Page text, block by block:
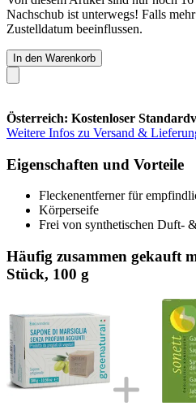
Nachschub ist unterwegs! Falls
Zustelldatum beeinflussen.
In den Warenkorb
Österreich: Kostenloser
Weitere Infos zu Versand &
Eigenschaften und Vorteile
Fleckenentferner für
Körperseife
Frei von synthetischen Duft-
Häufig zusammen gekauft
Stück, 100 g